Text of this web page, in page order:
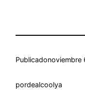
Publicadonoviembre
pordealcoolya